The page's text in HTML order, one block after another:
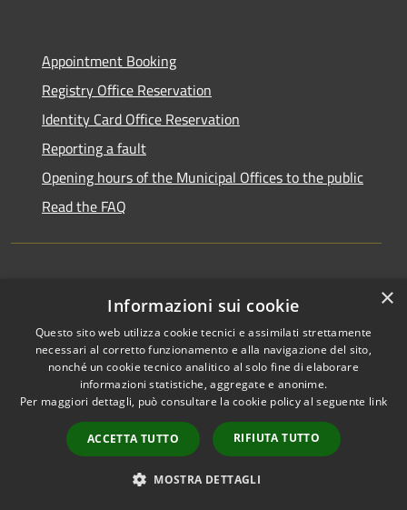
Appointment Booking
Registry Office Reservation
Identity Card Office Reservation
Reporting a fault
Opening hours of the Municipal Offices to the public
Read the FAQ
Transparent administration
Public Notice Board
pagoPa
Privacy Policy
Legal notes
Accessibility Statement
×
Informazioni sui cookie
Questo sito web utilizza cookie tecnici e assimilati strettamente
necessari al corretto funzionamento e alla navigazione del sito,
nonché un cookie tecnico analitico al solo fine di elaborare
informazioni statistiche, aggregate e anonime.
Per maggiori dettagli, può consultare la cookie policy al seguente link
ACCETTA TUTTO RIFIUTA TUTTO
MOSTRA DETTAGLI